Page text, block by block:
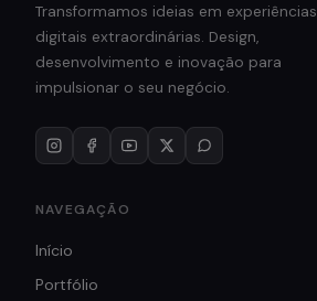
Transformamos ideias em experiências
digitais extraordinárias. Design,
desenvolvimento e inovação para
impulsionar o seu negócio.
NAVEGAÇÃO
Início
Portfólio